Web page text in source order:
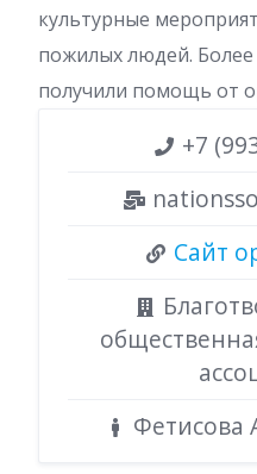
культурные
пожилых людей.
получили помощь от
+7
Сайт
Фетисова